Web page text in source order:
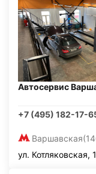
Автосервис
+7 (495) 182-17-
Варшавская
ул. Котляковская,